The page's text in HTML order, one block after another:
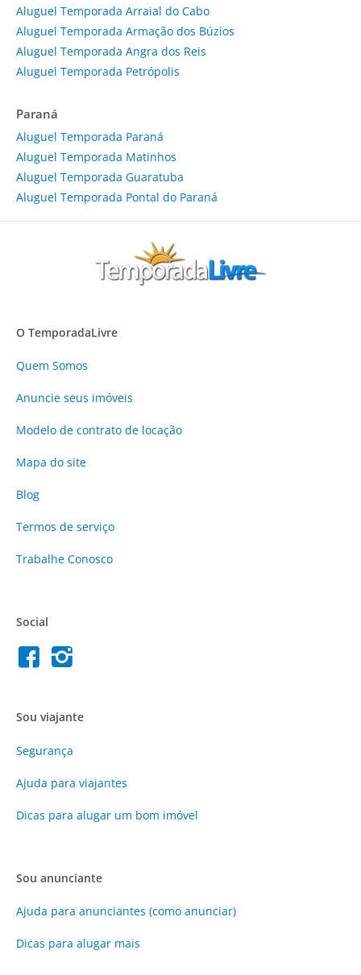
Aluguel Temporada Arraial do Cabo
Aluguel Temporada Armação dos Búzios
Aluguel Temporada Angra dos Reis
Aluguel Temporada Petrópolis
Paraná
Aluguel Temporada Paraná
Aluguel Temporada Matinhos
Aluguel Temporada Guaratuba
Aluguel Temporada Pontal do Paraná
O TemporadaLivre
Quem Somos
Anuncie seus imóveis
Modelo de contrato de locação
Mapa do site
Blog
Termos de serviço
Trabalhe Conosco
Social
Sou viajante
Segurança
Ajuda para viajantes
Dicas para alugar um bom imóvel
Sou anunciante
Ajuda para anunciantes (como anunciar)
Dicas para alugar mais